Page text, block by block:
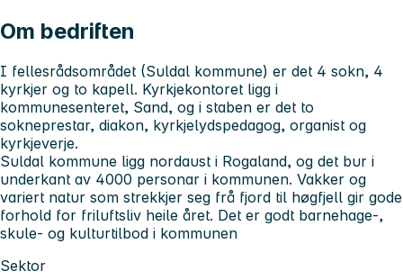
Om bedriften
I fellesrådsområdet (Suldal kommune) er det 4 sokn, 4
kyrkjer og to kapell. Kyrkjekontoret ligg i
kommunesenteret, Sand, og i staben er det to
sokneprestar, diakon, kyrkjelydspedagog, organist og
kyrkjeverje.
Suldal kommune ligg nordaust i Rogaland, og det bur i
underkant av 4000 personar i kommunen. Vakker og
variert natur som strekkjer seg frå fjord til høgfjell gir gode
forhold for friluftsliv heile året. Det er godt barnehage-,
skule- og kulturtilbod i kommunen
Sektor